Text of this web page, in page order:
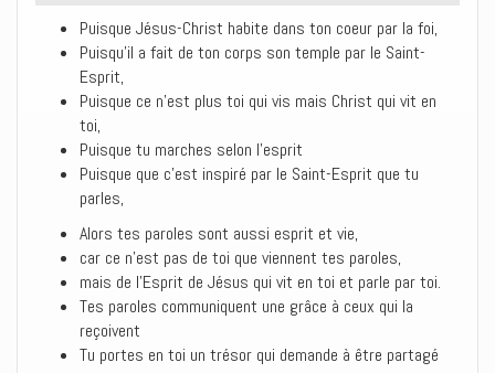
Puisque Jésus-Christ habite dans ton coeur par la foi,
Puisqu’il a fait de ton corps son temple par le Saint-
Esprit,
Puisque ce n’est plus toi qui vis mais Christ qui vit en
toi,
Puisque tu marches selon l’esprit
Puisque que c’est inspiré par le Saint-Esprit que tu
parles,
Alors tes paroles sont aussi esprit et vie,
car ce n’est pas de toi que viennent tes paroles,
mais de l’Esprit de Jésus qui vit en toi et parle par toi.
Tes paroles communiquent une grâce à ceux qui la
reçoivent
Tu portes en toi un trésor qui demande à être partagé